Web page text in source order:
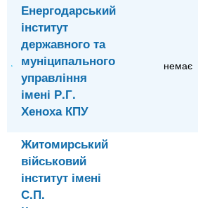
Енергодарський
інститут
державного та
муніципального
управління
імені Р.Г.
Хеноха КПУ
немає
Житомирський
військовий
інститут імені
С.П.